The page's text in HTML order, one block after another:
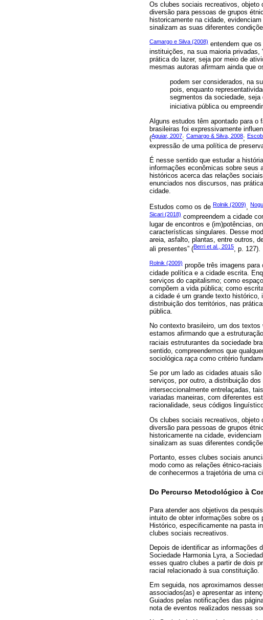
Os clubes sociais recreativos, objeto
diversão para pessoas de grupos
historicamente na cidade,
sinalizam as suas diferentes
Camargo e Silva (2008) entendem que
instituições, na sua maioria
prática do lazer, seja por meio de
mesmas autoras afirmam ainda que
podem ser considerados, na
pois, enquanto
segmentos da sociedade, seja
iniciativa pública ou
Alguns estudos têm apontado para o
brasileiras foi expressivamente
(Aguiar, 2007; Camargo & Silva, 2008;
expressão de uma política de
É nesse sentido que estudar a
informações econômicas sobre seus
históricos acerca das relações
enunciados nos discursos, nas
cidade.
Estudos como os de Rolnik (2009),
Sicari (2018) compreendem a cidade
lugar de encontros e (im)potências,
características singulares. Desse
areia, asfalto, plantas, entre outros,
ali presentes” (Berri et al., 2015, p. 127).
Rolnik (2009) propõe três imagens
cidade política e a cidade escrita.
serviços do capitalismo; como
compõem a vida pública; como
a cidade é um grande texto
distribuição dos territórios, nas
pública.
No contexto brasileiro, um dos
estamos afirmando que a
raciais estruturantes da sociedade
sentido, compreendemos que
sociológica raça como critério
Se por um lado as cidades atuais
serviços, por outro, a distribuição
interseccionalmente entrelaçadas,
variadas maneiras, com diferentes
racionalidade, seus códigos
Os clubes sociais recreativos, objeto
diversão para pessoas de grupos
historicamente na cidade,
sinalizam as suas diferentes
Portanto, esses clubes sociais
modo como as relações étnico-
de conhecermos a trajetória de uma
Do Percurso Metodológico à
Para atender aos objetivos da
intuito de obter informações sobre
Histórico, especificamente na pasta
clubes sociais recreativos.
Depois de identificar as informações
Sociedade Harmonia Lyra, a
esses quatro clubes a partir de dois
racial relacionado à sua constituição.
Em seguida, nos aproximamos
associados(as) e apresentar as
Guiados pelas notificações das
nota de eventos realizados nessas